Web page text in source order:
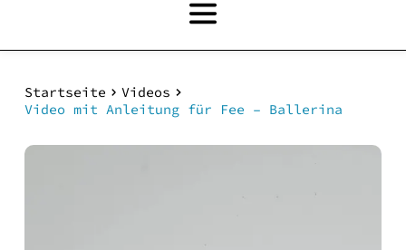
Startseite
Videos
Video mit Anleitung für Fee – Ballerina